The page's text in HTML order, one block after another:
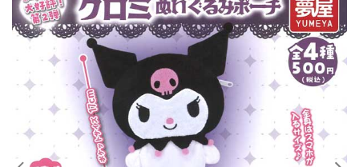
入荷スケジュールをチェック
カプセルトイマシン本体
カプセルトイ